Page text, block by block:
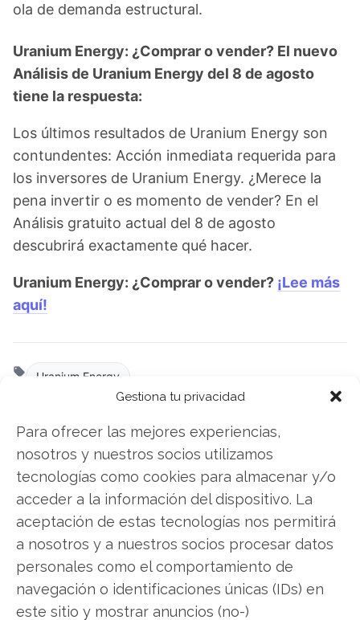
Gestiona tu privacidad
Para ofrecer las mejores experiencias,
nosotros y nuestros socios utilizamos
tecnologías como cookies para almacenar y/o
acceder a la información del dispositivo. La
aceptación de estas tecnologías nos permitirá
a nosotros y a nuestros socios procesar datos
personales como el comportamiento de
navegación o identificaciones únicas (IDs) en
este sitio y mostrar anuncios (no-)
ola de demanda estructural.
Uranium Energy: ¿Comprar o vender? El nuevo
Análisis de Uranium Energy del 8 de agosto
tiene la respuesta:
Los últimos resultados de Uranium Energy son
contundentes: Acción inmediata requerida para
los inversores de Uranium Energy. ¿Merece la
pena invertir o es momento de vender? En el
Análisis gratuito actual del 8 de agosto
descubrirá exactamente qué hacer.
Uranium Energy: ¿Comprar o vender? ¡Lee más
aquí!
Uranium Energy
Compartir este artículo
Twitter
Facebook
LinkedIn
Copiar enlace